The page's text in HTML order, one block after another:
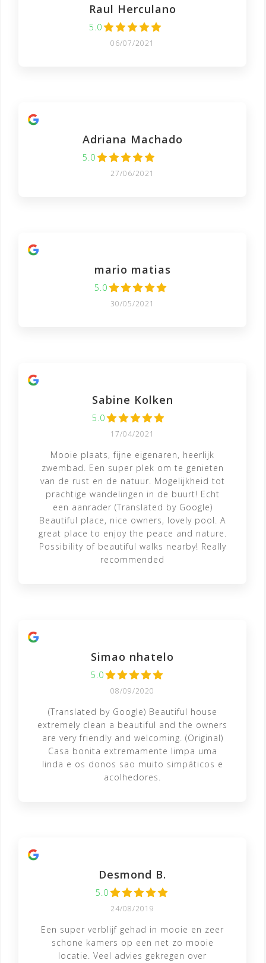
Raul Herculano
5.0
06/07/2021
Adriana Machado
5.0
27/06/2021
mario matias
5.0
30/05/2021
Sabine Kolken
5.0
17/04/2021
Mooie plaats, fijne eigenaren, heerlijk
zwembad. Een super plek om te genieten
van de rust en de natuur. Mogelijkheid tot
prachtige wandelingen in de buurt! Echt
een aanrader (Translated by Google)
Beautiful place, nice owners, lovely pool. A
great place to enjoy the peace and nature.
Possibility of beautiful walks nearby! Really
recommended
Simao nhatelo
5.0
08/09/2020
(Translated by Google) Beautiful house
extremely clean a beautiful and the owners
are very friendly and welcoming. (Original)
Casa bonita extremamente limpa uma
linda e os donos sao muito simpáticos e
acolhedores.
Desmond B.
5.0
24/08/2019
Een super verblijf gehad in mooie en zeer
schone kamers op een net zo mooie
locatie. Veel advies gekregen over